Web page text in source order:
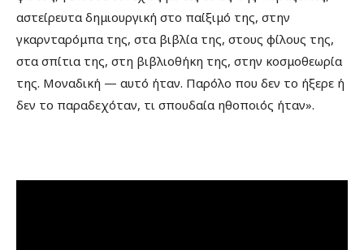
αστείρευτα δημιουργική στο παίξιμό της, στην
γκαρνταρόμπα της, στα βιβλία της, στους φίλους της,
στα σπίτια της, στη βιβλιοθήκη της, στην κοσμοθεωρία
της. Μοναδική — αυτό ήταν. Παρόλο που δεν το ήξερε ή
δεν το παραδεχόταν, τι σπουδαία ηθοποιός ήταν».